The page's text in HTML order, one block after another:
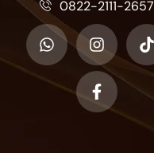
0822-2111-2657